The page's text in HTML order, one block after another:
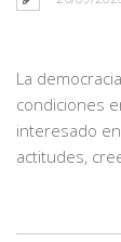
La
condiciones
interesado
actitudes,